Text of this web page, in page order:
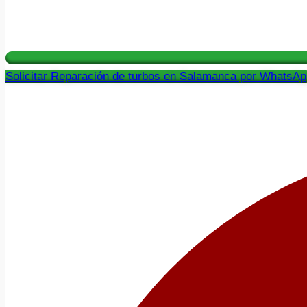
Solicitar Reparación de turbos en Salamanca por